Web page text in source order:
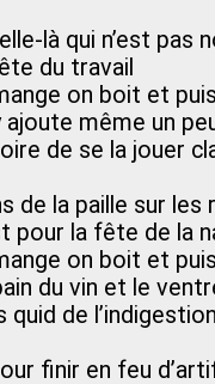
là qui n’est pas
du travail
on boit et
ajoute même un
de se la jouer
de la paille sur les
pour la fête de la
on boit et
du vin et le
quid de
finir en feu